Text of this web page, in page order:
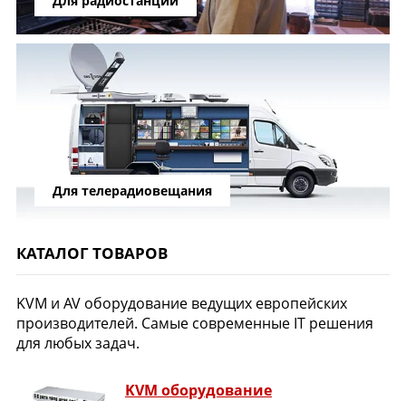
Для телерадиовещания
КАТАЛОГ ТОВАРОВ
KVM и AV оборудование ведущих европейских
производителей. Самые современные IT решения
для любых задач.
KVM оборудование